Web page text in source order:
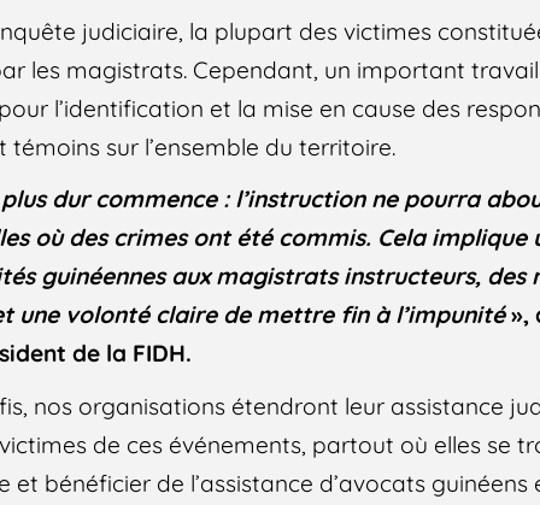
judiciaire, la plupart des victimes
les magistrats. Cependant, un important
l’identification et la mise en cause des
témoins sur l’ensemble du territoire.
dur commence : l’instruction ne pourra
où des crimes ont été commis. Cela implique
guinéennes aux magistrats instructeurs, des
une volonté claire de mettre fin à l’impunité»,
de la FIDH.
nos organisations étendront leur assistance
de ces événements, partout où elles se
bénéficier de l’assistance d’avocats